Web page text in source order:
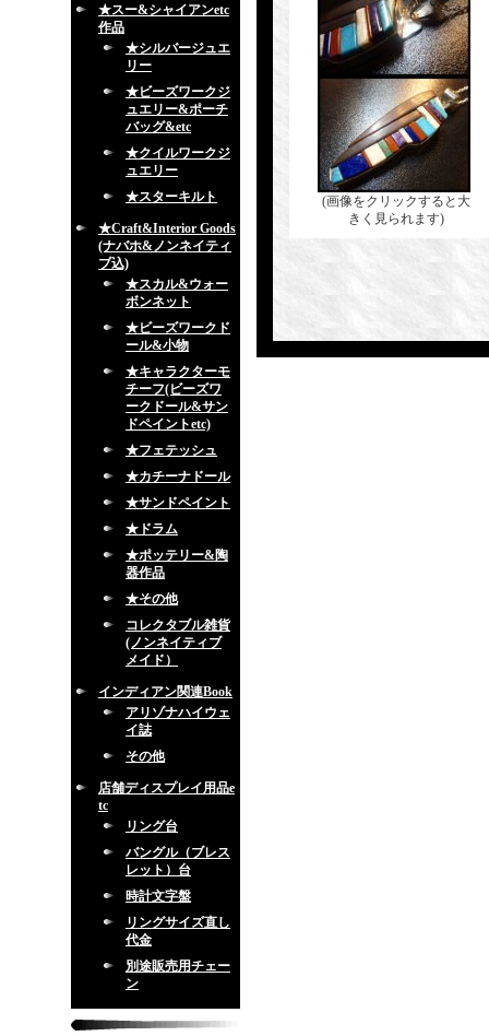
★スー&シャイアンetc
作品
★シルバージュエ
リー
★ビーズワークジ
ュエリー&ポーチ
バッグ&etc
★クイルワークジ
ュエリー
★スターキルト
★Craft&Interior Goods
(ナバホ&ノンネイティ
ブ込)
★スカル&ウォー
ボンネット
★ビーズワークド
ール&小物
★キャラクターモ
チーフ(ビーズワ
ークドール&サン
ドペイントetc)
★フェテッシュ
★カチーナドール
★サンドペイント
★ドラム
★ポッテリー&陶
器作品
★その他
コレクタブル雑貨
(ノンネイティブ
メイド）
インディアン関連Book
アリゾナハイウェ
イ誌
その他
店舗ディスプレイ用品e
tc
リング台
バングル（ブレス
レット）台
時計文字盤
リングサイズ直し
代金
別途販売用チェー
ン
(画像をクリックすると大
きく見られます)